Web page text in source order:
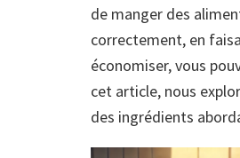
de manger des
correctement, en
économiser, vous
cet article, nous
des ingrédients